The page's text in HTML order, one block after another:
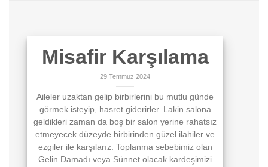
Misafir Karşılama
29 Temmuz 2024
Aileler uzaktan gelip birbirlerini bu mutlu günde
görmek isteyip, hasret giderirler. Lakin salona
geldikleri zaman da boş bir salon yerine rahatsız
etmeyecek düzeyde birbirinden güzel ilahiler ve
ezgiler ile karşılarız. Toplanma sebebimiz olan
Gelin Damadı veya Sünnet olacak kardeşimizi